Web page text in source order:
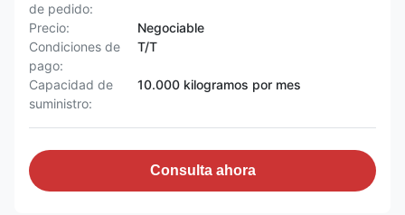
de pedido:
Precio:
Negociable
Condiciones de
pago:
T/T
Capacidad de
suministro:
10.000 kilogramos por mes
Consulta ahora